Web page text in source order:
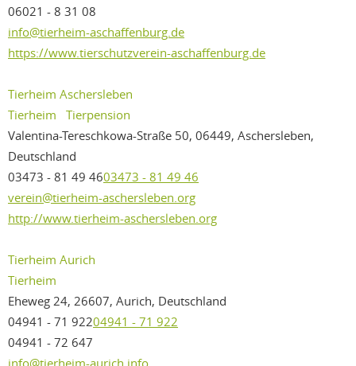
06021 - 8 31 08
info@tierheim-aschaffenburg.de
https://www.tierschutzverein-aschaffenburg.de
Tierheim Aschersleben
Tierheim
Tierpension
Valentina-Tereschkowa-Straße 50, 06449, Aschersleben,
Deutschland
03473 - 81 49 4603473 - 81 49 46
verein@tierheim-aschersleben.org
http://www.tierheim-aschersleben.org
Tierheim Aurich
Tierheim
Eheweg 24, 26607, Aurich, Deutschland
04941 - 71 92204941 - 71 922
04941 - 72 647